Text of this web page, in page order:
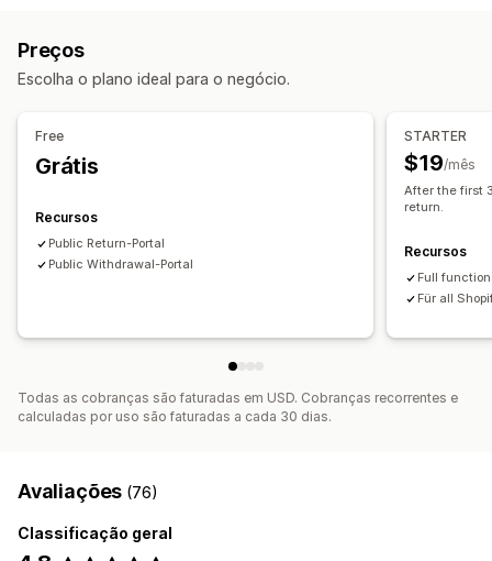
Gestão de devoluções
Aprovações automáticas
Portal de devoluções
Janela de devolução
Em vários idiomas
Notificações por e-mail
Gestão de devoluções
Listas de bloqueio do cliente
Taxas de frete
Preços
Escolha o plano ideal para o negócio.
Free
Grátis
Recursos
Public Return-Portal
Public Withdrawal-Portal
STARTER
$19/mês
After the first
return.
Recursos
Full
Für all
Todas as cobranças são faturadas em USD. Cobranças recorrentes e
calculadas por uso são faturadas a cada 30 dias.
Avaliações (76)
Classificação geral